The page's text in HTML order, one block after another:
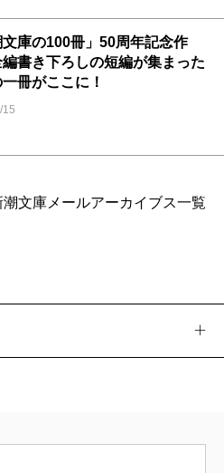
文庫の100冊」50周年記念作
書き下ろしの短編が集まった
冊がここに！
15
潮文庫メールアーカイブス一覧